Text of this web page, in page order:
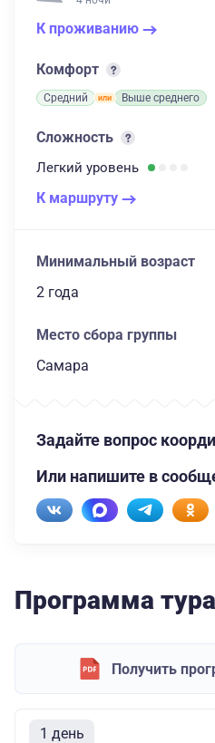
К проживанию
Комфорт
Средний Выше среднего
Сложность
Легкий уровень
К маршруту
Минимальный возраст
2 года
Место сбора группы
Самара
Задайте вопрос
Или напишите в
Программа тура
Получить
1 день